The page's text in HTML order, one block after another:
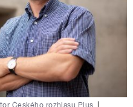
Českého rozhlasu Plus